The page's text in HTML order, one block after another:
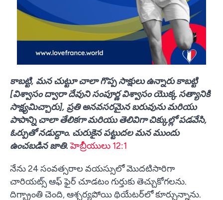
కాబట్టి, మన చుట్టూ చాలా గొప్ప సాక్షులు ఉన్నారు కాబట్టి
[విశ్వాసం ద్వారా దేవుని సంపూర్ణ విశ్వాసం యొక్క సత్యానికి
సాక్ష్యమిచ్చారు], ప్రతి అనవసరమైన బరువును మరియు
పాపాన్ని చాలా తేలికగా మరియు తెలివిగా చిక్కుల్లో పడవేసి,
ఓర్పుతో నడుద్దాం. చురుకైన పట్టుదల మన ముందు
ఉంచబడిన జాతి. హెబ్రీయులు 12:1
నేను 24 సంవత్సరాల వయస్సులో మొదటిసారిగా
చారియట్స్ ఆఫ్ ఫైర్ చూడటం గుర్తుకు తెచ్చుకోగలను.
దిగ్భ్రాంతి చెంది, ఆశ్చర్యపోయి థియేటర్‌లో కూర్చున్నాను.